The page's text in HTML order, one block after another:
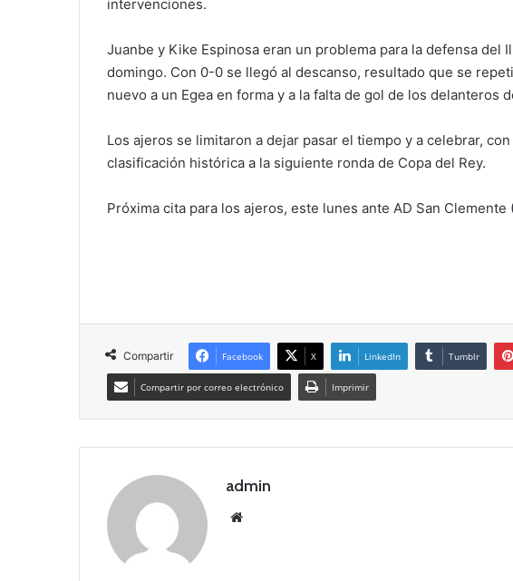
intervenciones.
Juanbe y Kike Espinosa eran un problema para la defensa del
domingo. Con 0-0 se llegó al descanso, resultado que se
nuevo a un Egea en forma y a la falta de gol de los delanteros
Los ajeros se limitaron a dejar pasar el tiempo y a celebrar,
clasificación histórica a la siguiente ronda de Copa del Rey.
Próxima cita para los ajeros, este lunes ante AD San Clemente
Compartir Facebook X LinkedIn Tumblr
Compartir por correo electrónico Imprimir
admin